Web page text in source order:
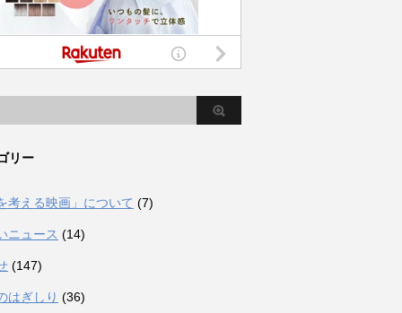
リー
考える映画」について (7)
ニュース (14)
(147)
はぎしり (36)